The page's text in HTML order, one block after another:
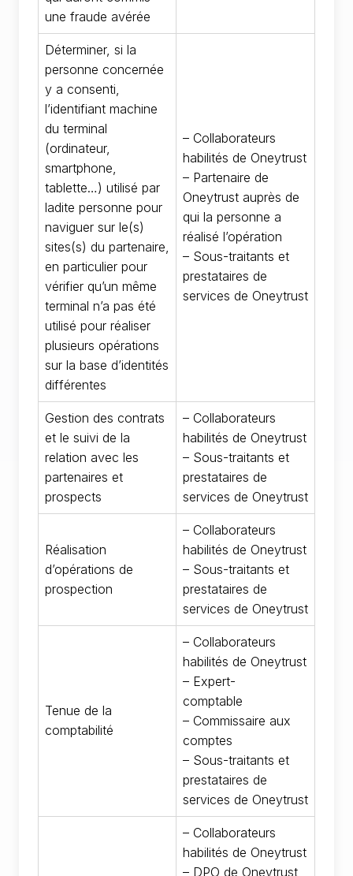
une fraude avérée
Déterminer, si la
personne concernée
y a consenti,
l’identifiant machine
du terminal
(ordinateur,
smartphone,
tablette…) utilisé par
ladite personne pour
naviguer sur le(s)
sites(s) du partenaire,
en particulier pour
vérifier qu’un même
terminal n’a pas été
utilisé pour réaliser
plusieurs opérations
sur la base d’identités
différentes
– Collaborateurs
habilités de Oneytrust
– Partenaire de
Oneytrust auprès de
qui la personne a
réalisé l’opération
– Sous-traitants et
prestataires de
services de Oneytrust
Gestion des contrats
et le suivi de la
relation avec les
partenaires et
prospects
– Collaborateurs
habilités de Oneytrust
– Sous-traitants et
prestataires de
services de Oneytrust
Réalisation
d’opérations de
prospection
– Collaborateurs
habilités de Oneytrust
– Sous-traitants et
prestataires de
services de Oneytrust
Tenue de la
comptabilité
– Collaborateurs
habilités de Oneytrust
– Expert-
comptable
– Commissaire aux
comptes
– Sous-traitants et
prestataires de
services de Oneytrust
– Collaborateurs
habilités de Oneytrust
– DPO de Oneytrust